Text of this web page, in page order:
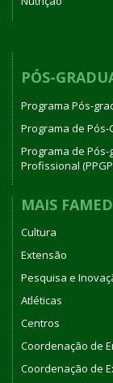
PÓS-
Programa Pós-
Programa de Pós-
Programa de
Profissional
MAIS FAMED
Cultura
Extensão
Pesquisa e
Atléticas
Centros
Coordenação de
Coordenação de